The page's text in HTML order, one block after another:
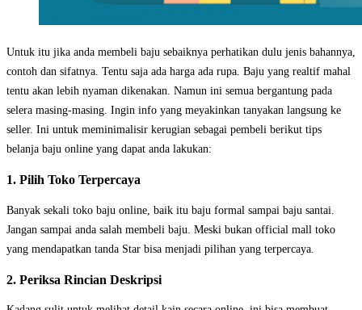
Untuk itu jika anda membeli baju sebaiknya perhatikan dulu jenis bahannya,
contoh dan sifatnya. Tentu saja ada harga ada rupa. Baju yang realtif mahal
tentu akan lebih nyaman dikenakan. Namun ini semua bergantung pada
selera masing-masing. Ingin info yang meyakinkan tanyakan langsung ke
seller. Ini untuk meminimalisir kerugian sebagai pembeli berikut tips
belanja baju online yang dapat anda lakukan:
1. Pilih Toko Terpercaya
Banyak sekali toko baju online, baik itu baju formal sampai baju santai.
Jangan sampai anda salah membeli baju. Meski bukan official mall toko
yang mendapatkan tanda Star bisa menjadi pilihan yang terpercaya.
2. Periksa Rincian Deskripsi